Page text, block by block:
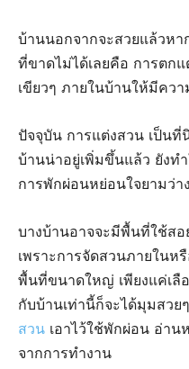
บ้านนอกจากจะสวยแล้วห
ที่ขาดไม่ได้เลยคือ การตก
เขียวๆ ภายในบ้านให้มีคว
ปัจจุบัน การแต่งสวน เป็น
บ้านน่าอยู่เพิ่มขึ้นแล้ว ยังท
การพักผ่อนหย่อนใจยามว่าง
บางบ้านอาจจะมีพื้นที่ใช้สอ
เพราะการจัดสวนภายในห
พื้นที่ขนาดใหญ่ เพียงแค่เลื
กับบ้านเท่านี้ก็จะได้มุมสวย
สวน เอาไว้ใช้พักผ่อน อ่าน
จากการทำงาน